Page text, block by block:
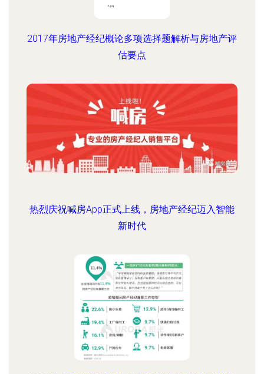
2017年房地产经纪概论多项选择题解析与房地产评
估要点
热烈庆祝喊房App正式上线，房地产经纪迈入智能
新时代